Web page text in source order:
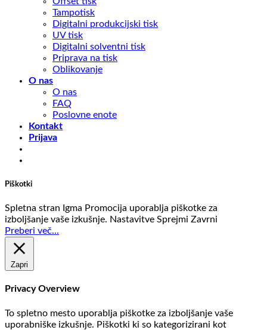
Tampotisk
Digitalni produkcijski tisk
UV tisk
Digitalni solventni tisk
Priprava na tisk
Oblikovanje
O nas
O nas
FAQ
Poslovne enote
Kontakt
Prijava
Piškotki
Spletna stran Igma Promocija uporablja piškotke za
izboljšanje vaše izkušnje. Nastavitve Sprejmi Zavrni
Preberi več...
Zapri
Privacy Overview
To spletno mesto uporablja piškotke za izboljšanje vaše
uporabniške izkušnje. Piškotki ki so kategorizirani kot